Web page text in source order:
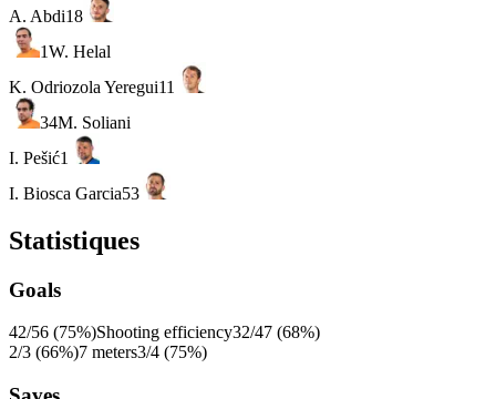
A. Abdi18
1W. Helal
K. Odriozola Yeregui11
34M. Soliani
I. Pešić1
I. Biosca Garcia53
Statistiques
Goals
42/56 (75%)Shooting efficiency32/47 (68%)
2/3 (66%)7 meters3/4 (75%)